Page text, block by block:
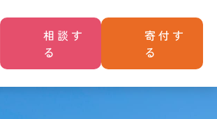
相談す
る
寄付す
る